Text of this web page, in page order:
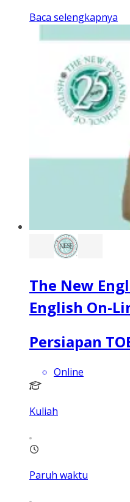
Baca selengkapnya
The New
English On-
Persiapan
Online
Kuliah
Paruh waktu